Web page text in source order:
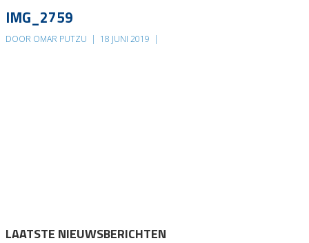
IMG_2759
DOOR OMAR PUTZU | 18 JUNI 2019 |
LAATSTE NIEUWSBERICHTEN